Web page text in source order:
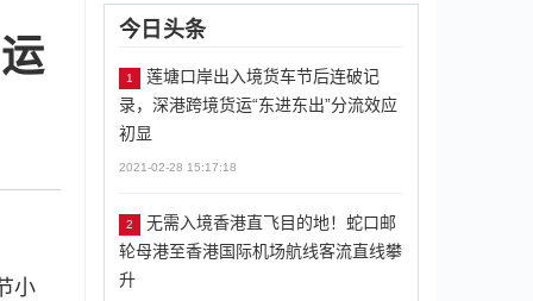
小
今日头条
1
莲塘口岸出入境货车节后连破记
录，深港跨境货运“东进东出”分流效应
初显
2021-02-28 15:17:18
2
无需入境香港直飞目的地！蛇口邮
轮母港至香港国际机场航线客流直线攀
升